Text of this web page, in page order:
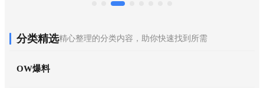
分类精选精心整理的分类内容，助你快速找到所需
OW爆料